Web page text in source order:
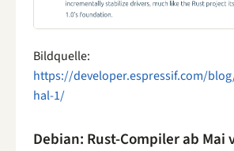
Bildquelle:
https://developer.espressif.com/
hal-1/
Debian: Rust-Compiler ab